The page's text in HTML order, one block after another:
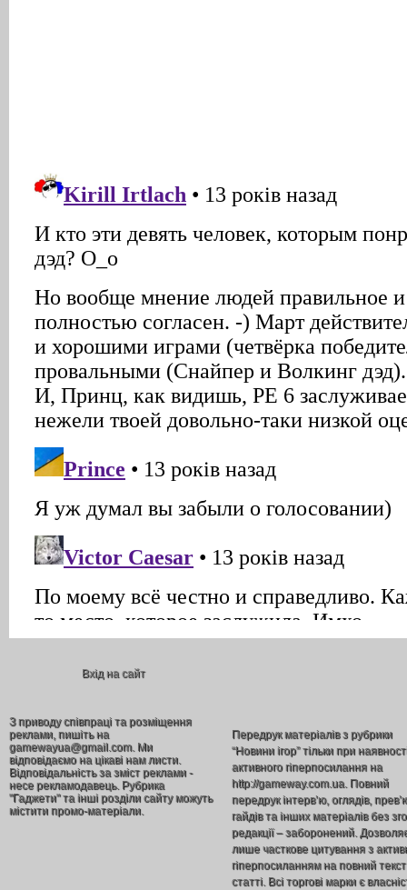
Вхід на сайт
З приводу співпраці та розміщення
реклами, пишіть на
gamewayua@gmail.com. Ми
відповідаємо на цікаві нам листи.
Відповідальність за зміст реклами -
несе рекламодавець. Рубрика
"Гаджети" та інші розділи сайту можуть
містити промо-матеріали.
Передрук матеріалів з рубрики
“Новини ігор” тільки при
активного гіперпосилання на
http://gameway.com.ua. Повний
передрук інтерв’ю, оглядів,
гайдів та інших матеріалів без
редакції – заборонений.
лише часткове цитування з
гіперпосиланням на повний текст
статті. Всі торгові марки є